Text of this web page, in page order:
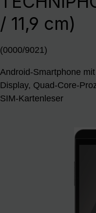
/ 11,9 cm)
(0000/9021)
Android-Smartphone
Display, Quad-Core-
SIM-Kartenleser